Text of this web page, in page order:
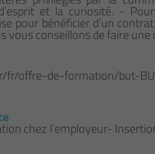
et la curiosité. -
pour bénéficier d’un
vous conseillons de faire
fr/offre-de-formation/but-
chez l’employeur-